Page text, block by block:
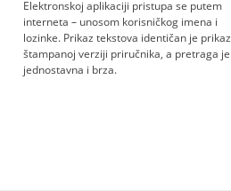
Elektronskoj aplikaciji pristupa se putem
interneta – unosom korisničkog imena i
lozinke. Prikaz tekstova identičan je
štampanoj verziji priručnika, a pretraga je
jednostavna i brza.